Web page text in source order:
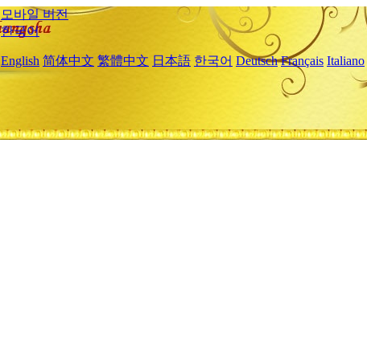
모바일 버전
한국어
English 简体中文 繁體中文 日本語 한국어 Deutsch Français Italiano